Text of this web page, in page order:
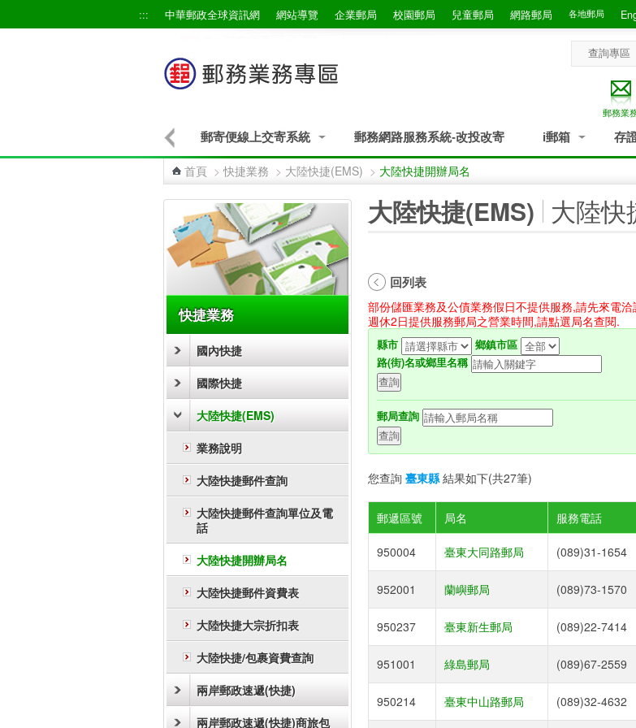
::: 中華郵政全球資訊網 網站導覽 企業郵局 校園郵局 兒童郵局 網路郵局 各地郵局
查詢專區
郵務業
郵寄便線上交寄系統 郵務網路服務系統-改投改寄 i郵箱 存
首頁 >快捷業務 > 大陸快捷(EMS) > 大陸快捷開辦局名
快捷業務
國內快捷
國際快捷
大陸快捷(EMS)
業務說明
大陸快捷郵件查詢
大陸快捷郵件查詢單位及電
話
大陸快捷開辦局名
大陸快捷郵件資費表
大陸快捷大宗折扣表
大陸快捷/包裹資費查詢
兩岸郵政速遞(快捷)
兩岸郵政速遞(快捷)商旅包
大陸快捷(EMS) 大陸快
回列表
部份儲匯業務及公債業務假日不提供服務,請先來電洽
週休2日提供服務郵局之營業時間,請點選局名查閱.
縣市
鄉鎮市區
路(街)名或鄉里名稱
郵局查詢
您查詢 臺東縣結果如下(共27筆)
郵遞區號 局名 服務電話
950004 臺東大同路郵局 (089)31-1654
952001 蘭嶼郵局 (089)73-1570
950237 臺東新生郵局 (089)22-7414
951001 綠島郵局 (089)67-2559
950214 臺東中山路郵局 (089)32-4632